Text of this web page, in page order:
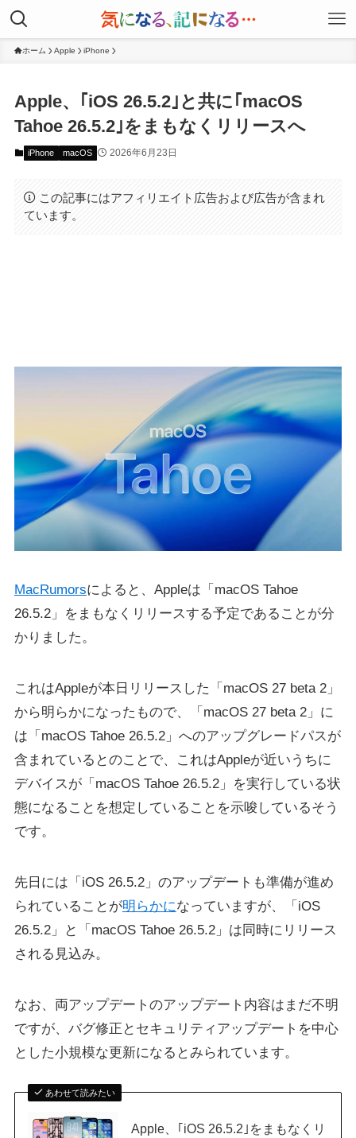
ホーム Apple iPhone
Apple、｢iOS 26.5.2｣と共に｢macOS
Tahoe 26.5.2｣をまもなくリリースへ
iPhone macOS 2026年6月23日
この記事にはアフィリエイト広告および広告が含まれ
ています。
MacRumorsによると、Appleは「macOS Tahoe
26.5.2」をまもなくリリースする予定であることが分
かりました。
これはAppleが本日リリースした「macOS 27 beta 2」
から明らかになったもので、「macOS 27 beta 2」に
は「macOS Tahoe 26.5.2」へのアップグレードパスが
含まれているとのことで、これはAppleが近いうちに
デバイスが「macOS Tahoe 26.5.2」を実行している状
態になることを想定していることを示唆しているそう
です。
先日には「iOS 26.5.2」のアップデートも準備が進め
られていることが明らかになっていますが、「iOS
26.5.2」と「macOS Tahoe 26.5.2」は同時にリリース
される見込み。
なお、両アップデートのアップデート内容はまだ不明
ですが、バグ修正とセキュリティアップデートを中心
とした小規模な更新になるとみられています。
あわせて読みたい
Apple、｢iOS 26.5.2｣をまもなくリ